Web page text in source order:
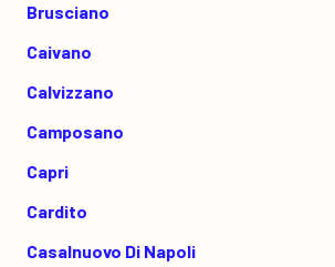
Brusciano
Caivano
Calvizzano
Camposano
Capri
Cardito
Casalnuovo Di Napoli